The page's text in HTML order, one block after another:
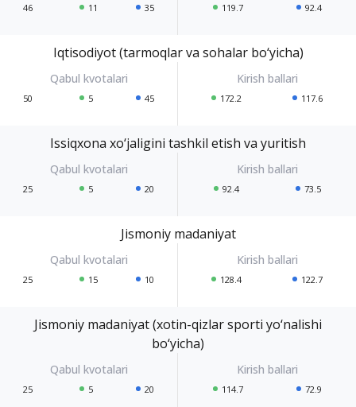
46 11 35 119.7 92.4
Iqtisodiyot (tarmoqlar va sohalar bo‘yicha)
50 5 45 172.2 117.6
Issiqxona xo‘jaligini tashkil etish va yuritish
25 5 20 92.4 73.5
Jismoniy madaniyat
25 15 10 128.4 122.7
Jismoniy madaniyat (xotin-qizlar sporti yo‘nalishi
bo‘yicha)
25 5 20 114.7 72.9